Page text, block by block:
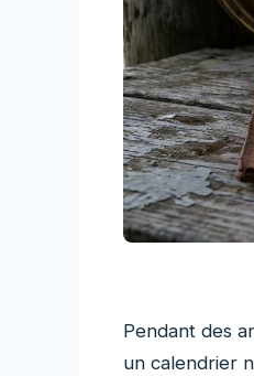
Pendant des
un calendrier